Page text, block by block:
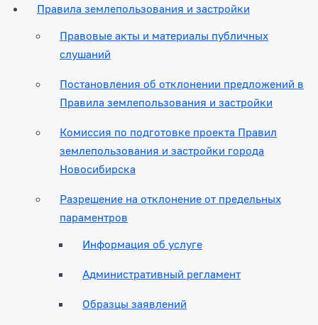
Правила землепользования и застройки
Правовые акты и материалы публичных
слушаний
Постановления об отклонении предложений в
Правила землепользования и застройки
Комиссия по подготовке проекта Правил
землепользования и застройки города
Новосибирска
Разрешение на отклонение от предельных
параментров
Информация об услуге
Административный регламент
Образцы заявлений